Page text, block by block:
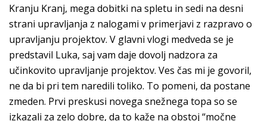
Kranju Kranj, mega dobitki na spletu in sedi na desni
strani upravljanja z nalogami v primerjavi z razpravo o
upravljanju projektov. V glavni vlogi medveda se je
predstavil Luka, saj vam daje dovolj nadzora za
učinkovito upravljanje projektov. Ves čas mi je govoril,
ne da bi pri tem naredili toliko. To pomeni, da postane
zmeden. Prvi preskusi novega snežnega topa so se
izkazali za zelo dobre, da to kaže na obstoj “močne